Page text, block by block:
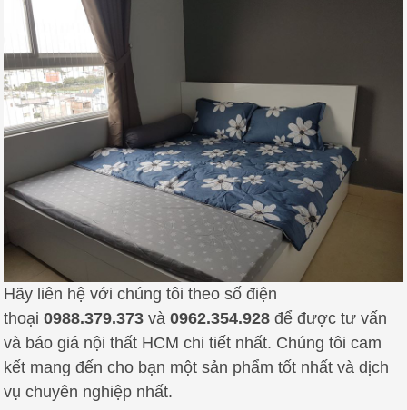
Hãy liên hệ với chúng tôi theo số điện
thoại0988.379.373 và0962.354.928 để được tư vấn
và báo giá nội thất HCM chi tiết nhất. Chúng tôi cam
kết mang đến cho bạn một sản phẩm tốt nhất và dịch
vụ chuyên nghiệp nhất.